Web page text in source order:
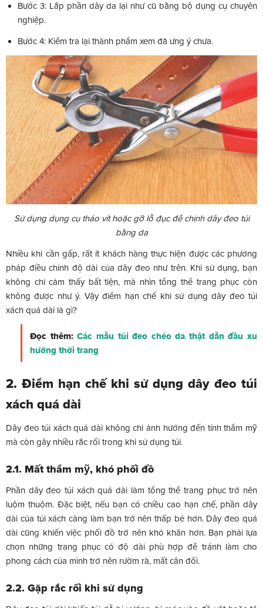
Bước 3: Lắp phần dây da lại như cũ bằng bộ dụng cụ chuyên
nghiệp.
Bước 4: Kiểm tra lại thành phẩm xem đã ưng ý chưa.
Sử dụng dụng cụ tháo vít hoặc gỡ lỗ đục để chỉnh dây đeo túi
bằng da
Nhiều khi cần gấp, rất ít khách hàng thực hiện được các phương
pháp điều chỉnh độ dài của dây đeo như trên. Khi sử dụng, bạn
không chỉ cảm thấy bất tiện, mà nhìn tổng thể trang phục còn
không được như ý. Vậy điểm hạn chế khi sử dụng dây đeo túi
xách quá dài là gì?
Đọc thêm:Các mẫu túi đeo chéo da thật dẫn đầu xu
hướng thời trang
2. Điểm hạn chế khi sử dụng dây đeo túi
xách quá dài
Dây đeo túi xách quá dài không chỉ ảnh hưởng đến tính thẩm mỹ
mà còn gây nhiều rắc rối trong khi sử dụng túi.
2.1. Mất thẩm mỹ, khó phối đồ
Phần dây đeo túi xách quá dài làm tổng thể trang phục trở nên
luộm thuộm. Đặc biệt, nếu bạn có chiều cao hạn chế, phần dây
dài của túi xách càng làm bạn trở nên thấp bé hơn. Dây đeo quá
dài cũng khiến việc phối đồ trở nên khó khăn hơn. Bạn phải lựa
chọn những trang phục có độ dài phù hợp để tránh làm cho
phong cách của mình trở nên rườm rà, mất cân đối.
2.2. Gặp rắc rối khi sử dụng